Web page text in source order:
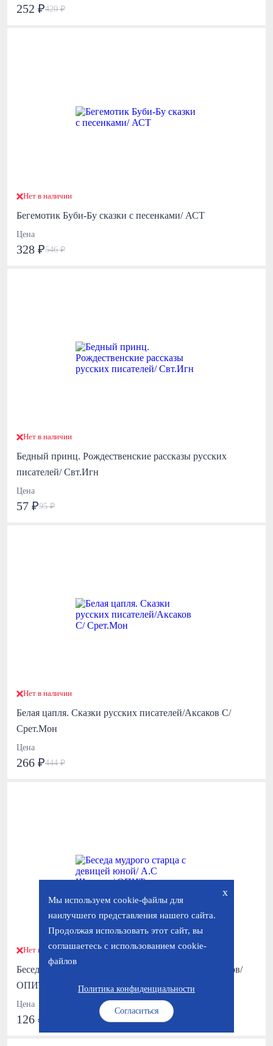
252 ₽420 ₽
Нет в наличии
Бегемотик Буби-Бу сказки с песенками/ АСТ
Цена
328 ₽546 ₽
Нет в наличии
Бедный принц. Рождественские рассказы русских
писателей/ Свт.Игн
Цена
57 ₽95 ₽
Нет в наличии
Белая цапля. Сказки русских писателей/Аксаков С/
Срет.Мон
Цена
266 ₽444 ₽
Нет в наличии
Беседа мудрого старца с девицей юной/ А.С Шишков/
ОПИТ
Цена
126 ₽
x
Мы используем cookie-файлы для
наилучшего представления нашего сайта.
Продолжая использовать этот сайт, вы
соглашаетесь с использованием cookie-
файлов
Согласиться
Политика конфиденциальности